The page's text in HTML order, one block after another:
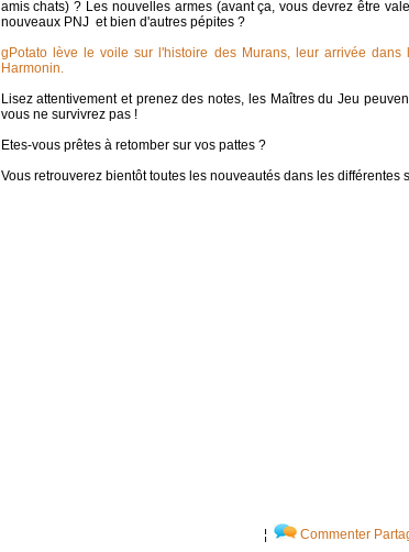
amis chats) ? Les nouvelles armes (avant ça, vous devrez être
nouveaux PNJ et bien d'autres pépites ?
gPotato lève le voile sur l'histoire des Murans, leur arrivée
Harmonin.
Lisez attentivement et prenez des notes, les Maîtres du Jeu
vous ne survivrez pas !
Etes-vous prêtes à retomber sur vos pattes ?
Vous retrouverez bientôt toutes les nouveautés dans les différentes
¦ Commenter